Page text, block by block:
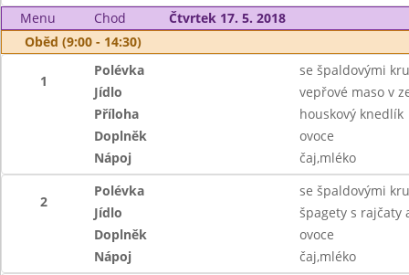
Menu
Chod
Čtvrtek 17. 5. 2018
Oběd (9:00 - 14:30)
1
Polévka
se špaldovými
Jídlo
vepřové maso v
Příloha
houskový knedlík
Doplněk
ovoce
Nápoj
čaj,mléko
2
Polévka
se špaldovými
Jídlo
špagety s rajčaty
Doplněk
ovoce
Nápoj
čaj,mléko